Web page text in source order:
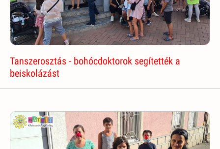
Tanszerosztás - bohócdoktorok segítették a
beiskolázást